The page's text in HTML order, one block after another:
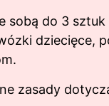
sobą do 3
dziecięce,
zasady